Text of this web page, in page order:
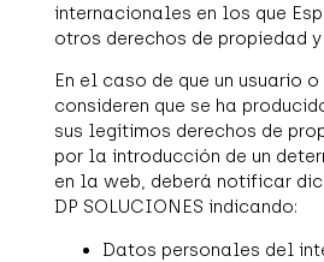
internacionales en los que
otros derechos de propiedad
En el caso de que un usuario
consideren que se ha
sus legítimos derechos de
por la introducción de un
en la web, deberá notificar
DP SOLUCIONES indicando:
Datos personales del